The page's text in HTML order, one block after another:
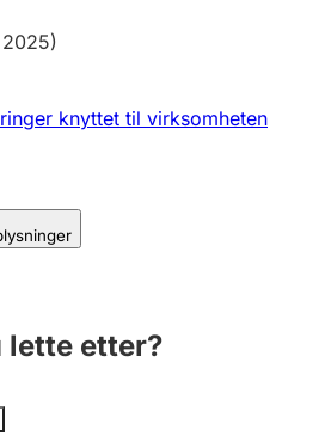
knyttet til virksomheten
lette etter?